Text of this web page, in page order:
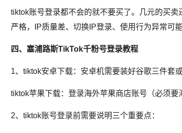
tiktok账号登录都不会的就不要买了。几元的买
严格，IP质量差、切换IP登录、使用行为异常可
四、塞浦路斯TikTok千粉号登录教程
1、tiktok安卓下载：安卓机需要装好谷歌三件套
tiktok苹果下载：登录海外苹果商店账号（必须
2、tiktok账号登录前需要说明三个重要点：